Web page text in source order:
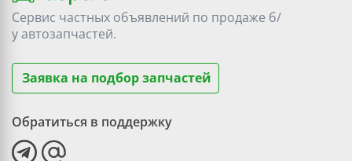
Сервис частных объявлений по продаже б/
уавтозапчастей.
Заявка на подбор запчастей
Обратиться в поддержку